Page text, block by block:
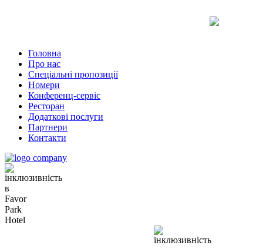
Головна
Про нас
Спеціальні пропозиції
Номери
Конференц-сервіс
Ресторан
Додаткові послуги
Партнери
Контакти